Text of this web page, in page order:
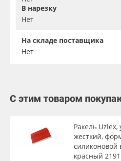
В нарезку
Нет
На складе поставщика
Нет
С этим товаром
Ракель
жесткий,
силиконовой
красный